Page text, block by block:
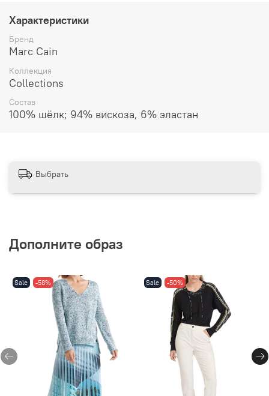
Характеристики
Бренд
Marc Cain
Коллекция
Collections
Состав
100% шёлк; 94% вискоза, 6% эластан
Выбрать
Дополните образ
Sale -58% Sale -50%